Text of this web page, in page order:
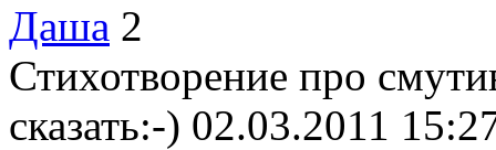
Даша 2
Стихотворение про
сказать:-) 02.03.2011